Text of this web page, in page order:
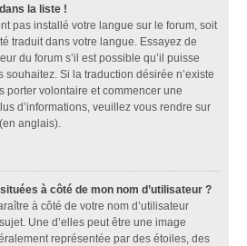
la liste !
pas installé votre langue sur le forum, soit
traduit dans votre langue. Essayez de
du forum s’il est possible qu’il puisse
Si la traduction désirée n’existe
porter volontaire et commencer une
d’informations, veuillez vous rendre sur
anglais).
à côté de mon nom d’utilisateur ?
à côté de votre nom d’utilisateur
Une d’elles peut être une image
représentée par des étoiles, des